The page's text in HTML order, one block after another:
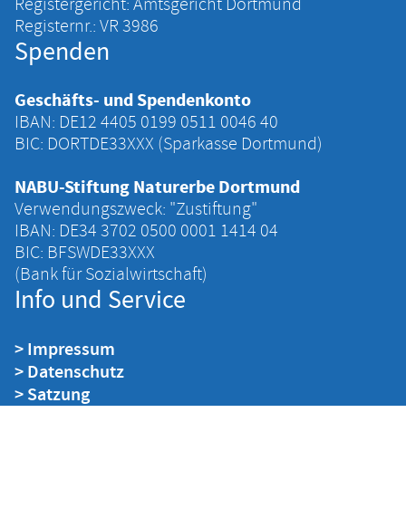
Registernr.: VR 3986
Spenden
Geschäfts- und Spendenkonto
IBAN: DE12 4405 ‍0199 ‍0511 ‍0046 ‍40
BIC: DORTDE33XXX (Sparkasse Dortmund)
NABU-Stiftung Naturerbe Dortmund
Verwendungszweck: "Zustiftung"
IBAN: DE34 ‍3702 ‍0500 ‍0001 ‍1414 ‍04
BIC: BFSWDE33XXX
(Bank für Sozialwirtschaft)
Info und Service
> Impressum
> Datenschutz
> Satzung